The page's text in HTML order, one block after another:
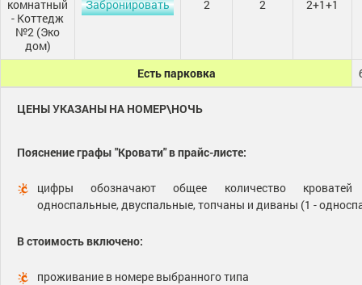
комнатный
- Коттедж
№2 (Эко
дом)
Забронировать 2 2 2+1+1
Есть парковка
ЦЕНЫ УКАЗАНЫ НА НОМЕР\НОЧЬ
Пояснение графы "Кровати" в прайс-листе:
цифры обозначают общее количество
односпальные, двуспальные, топчаны и диваны (1 -
В стоимость включено:
проживание в номере выбранного типа